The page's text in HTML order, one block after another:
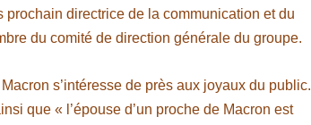
prochain directrice de la communication et du
du comité de direction générale du groupe.
s’intéresse de près aux joyaux du public.
que « l’épouse d’un proche de Macron est